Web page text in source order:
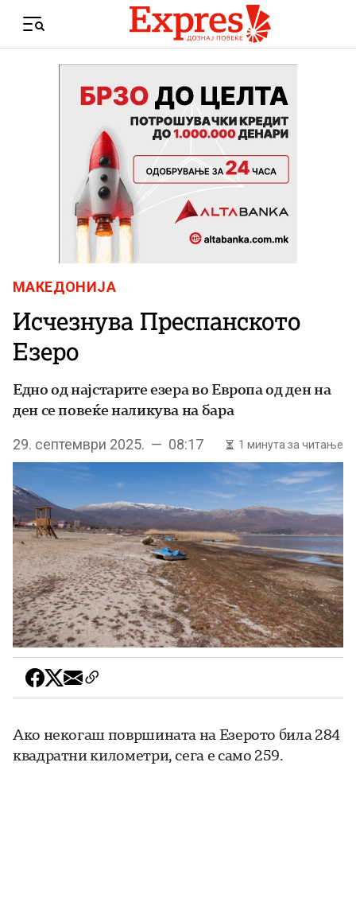
Menu
МАКЕДОНИЈА
Исчезнува Преспанското
Езеро
Едно од најстарите езера во Европа од ден на
ден се повеќе наликува на бара
29. септември 2025. — 08:17 1 минута за читање
Ако некогаш површината на Езерото била 284
квадратни километри, сега е само 259.